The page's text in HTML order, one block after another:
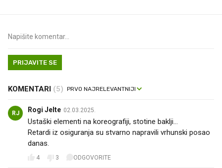
PRIJAVITE SE
KOMENTARI (5)
RJ Rogi Jelte 02.03.2025.
Ustaški elementi na koreografiji, stotine baklji...
Retardi iz osiguranja su stvarno napravili vrhunski posao
danas.
4 3 ODGOVORITE